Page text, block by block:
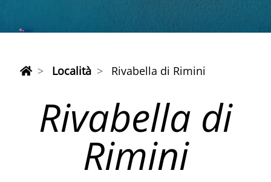
Località Rivabella di Rimini
Rivabella di
Rimini